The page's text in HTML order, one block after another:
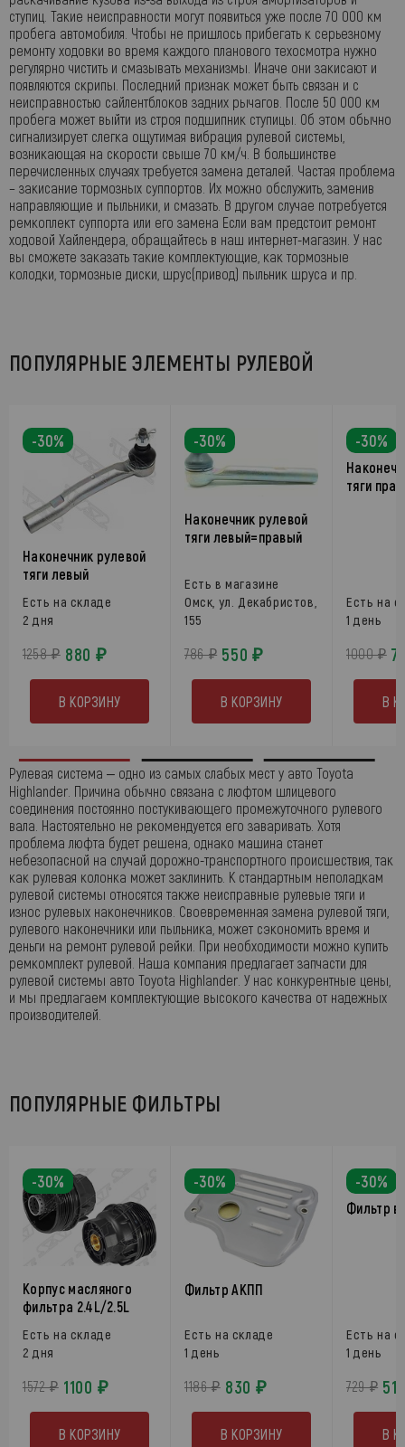
ступиц. Такие неисправности могут появиться уже после 70 000 км
пробега автомобиля. Чтобы не пришлось прибегать к серьезному
ремонту ходовки во время каждого планового техосмотра нужно
регулярно чистить и смазывать механизмы. Иначе они закисают и
появляются скрипы. Последний признак может быть связан и с
неисправностью сайлентблоков задних рычагов. После 50 000 км
пробега может выйти из строя подшипник ступицы. Об этом обычно
сигнализирует слегка ощутимая вибрация рулевой системы,
возникающая на скорости свыше 70 км/ч. В большинстве
перечисленных случаях требуется замена деталей. Частая проблема
– закисание тормозных суппортов. Их можно обслужить, заменив
направляющие и пыльники, и смазать. В другом случае потребуется
ремкоплект суппорта или его замена Если вам предстоит ремонт
ходовой Хайлендера, обращайтесь в наш интернет-магазин. У нас
вы сможете заказать такие комплектующие, как тормозные
колодки, тормозные диски, шрус(привод) пыльник шруса и пр.
ПОПУЛЯРНЫЕ ЭЛЕМЕНТЫ РУЛЕВОЙ
-30%
Наконечник рулевой
тяги левый
Есть на складе
2 дня
1258 ₽ 880 ₽
В КОРЗИНУ
-30%
Наконечник рулевой
тяги левый=правый
Есть в магазине
Омск, ул. Декабристов,
155
786 ₽ 550 ₽
В КОРЗИНУ
-30%
тяги
Есть на
1 день
1000 ₽
В
Рулевая система ‒ одно из самых слабых мест у авто Toyota
Highlander. Причина обычно связана с люфтом шлицевого
соединения постоянно постукивающего промежуточного рулевого
вала. Настоятельно не рекомендуется его заваривать. Хотя
проблема люфта будет решена, однако машина станет
небезопасной на случай дорожно-транспортного происшествия, так
как рулевая колонка может заклинить. К стандартным неполадкам
рулевой системы относятся также неисправные рулевые тяги и
износ рулевых наконечников. Своевременная замена рулевой тяги,
рулевого наконечники или пыльника, может сэкономить время и
деньги на ремонт рулевой рейки. При необходимости можно купить
ремкомплект рулевой. Наша компания предлагает запчасти для
рулевой системы авто Toyota Highlander. У нас конкурентные цены,
и мы предлагаем комплектующие высокого качества от надежных
производителей.
ПОПУЛЯРНЫЕ ФИЛЬТРЫ
-30%
Корпус масляного
фильтра 2.4L/2.5L
Есть на складе
2 дня
1572 ₽ 1100 ₽
В КОРЗИНУ
-30%
Фильтр АКПП
Есть на складе
1 день
1186 ₽ 830 ₽
В КОРЗИНУ
-30%
Фильтр
Есть на
1 день
729 ₽
В